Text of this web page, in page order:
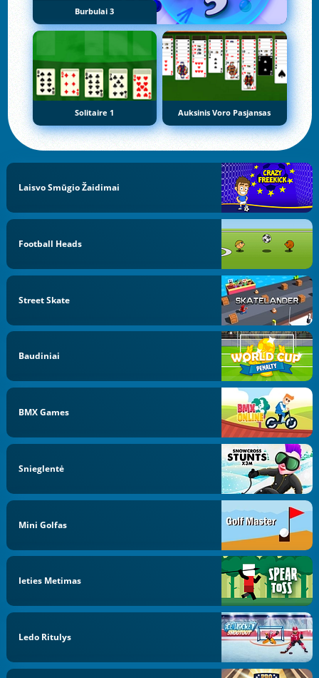
Burbulai 3
Solitaire 1 Auksinis Voro Pasjansas
Laisvo Smūgio Žaidimai
Football Heads
Street Skate
Baudiniai
BMX Games
Snieglentė
Mini Golfas
Ieties Metimas
Ledo Ritulys